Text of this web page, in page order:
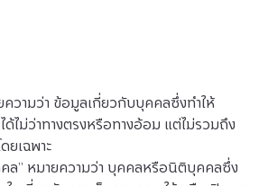
วามว่า ข้อมูลเกี่ยวกับบุคคลซึ่งทำให้
ไม่ว่าทางตรงหรือทางอ้อม แต่ไม่รวมถึง
เฉพาะ
” หมายความว่า บุคคลหรือนิติบุคคลซึ่ง